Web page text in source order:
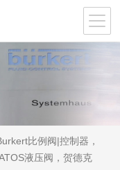
比例阀|控制器，
液压阀，贺德克